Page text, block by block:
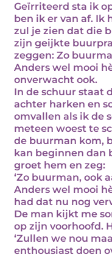
Geïrriteerd sta ik
ben ik er van af. Ik
zul je zien dat die
zijn geijkte
zeggen: Zo
Anders wel mooi
onverwacht ook.
In de schuur staat
achter harken en
omvallen als ik de
meteen woest te
de buurman kom,
kan beginnen dan
groet hem en zeg:
‘Zo buurman, ook
Anders wel mooi
had dat nu nog
De man kijkt me
op zijn voorhoofd.
‘Zullen we nou
enthousiast doen